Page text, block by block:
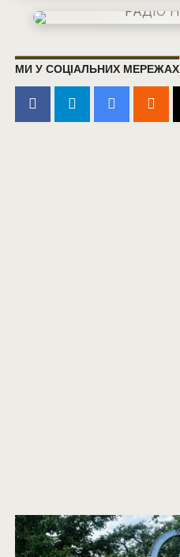
МИ У СОЦІАЛЬНИХ МЕРЕЖАХ